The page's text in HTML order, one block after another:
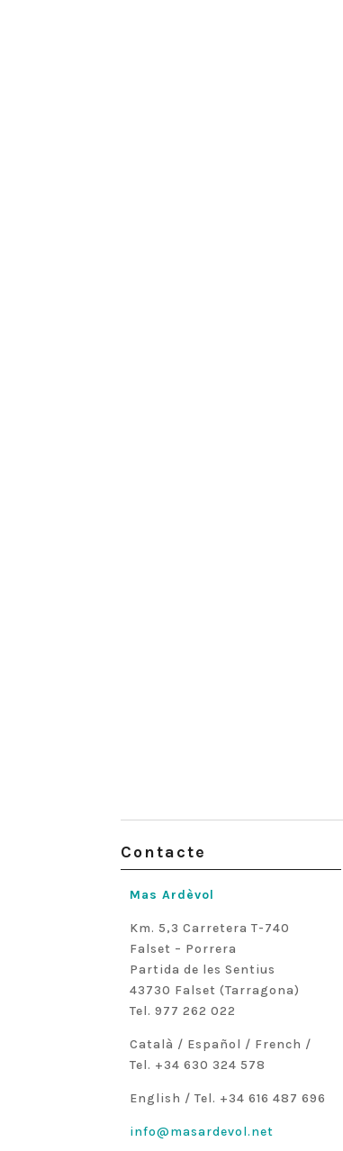
Contacte
Mas Ardèvol
Km. 5,3 Carretera T-740
Falset – Porrera
Partida de les Sentius
43730 Falset (Tarragona)
Tel. 977 262 022
Català / Español / French /
Tel. +34 630 324 578
English / Tel. +34 616 487 696
info@masardevol.net